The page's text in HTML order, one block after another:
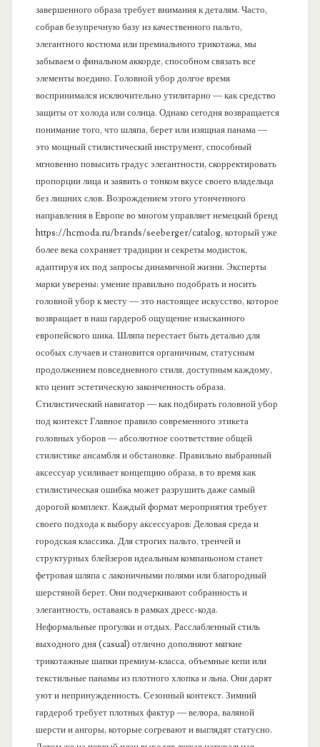
завершенного образа требует внимания к деталям. Часто,
собрав безупречную базу из качественного пальто,
элегантного костюма или премиального трикотажа, мы
забываем о финальном аккорде, способном связать все
элементы воедино. Головной убор долгое время
воспринимался исключительно утилитарно — как средство
защиты от холода или солнца. Однако сегодня возвращается
понимание того, что шляпа, берет или изящная панама —
это мощный стилистический инструмент, способный
мгновенно повысить градус элегантности, скорректировать
пропорции лица и заявить о тонком вкусе своего владельца
без лишних слов. Возрождением этого утонченного
направления в Европе во многом управляет немецкий бренд
https://hcmoda.ru/brands/seeberger/catalog, который уже
более века сохраняет традиции и секреты модисток,
адаптируя их под запросы динамичной жизни. Эксперты
марки уверены: умение правильно подобрать и носить
головной убор к месту — это настоящее искусство, которое
возвращает в наш гардероб ощущение изысканного
европейского шика. Шляпа перестает быть деталью для
особых случаев и становится органичным, статусным
продолжением повседневного стиля, доступным каждому,
кто ценит эстетическую законченность образа.
Стилистический навигатор — как подбирать головной убор
под контекст Главное правило современного этикета
головных уборов — абсолютное соответствие общей
стилистике ансамбля и обстановке. Правильно выбранный
аксессуар усиливает концепцию образа, в то время как
стилистическая ошибка может разрушить даже самый
дорогой комплект. Каждый формат мероприятия требует
своего подхода к выбору аксессуаров: Деловая среда и
городская классика. Для строгих пальто, тренчей и
структурных блейзеров идеальным компаньоном станет
фетровая шляпа с лаконичными полями или благородный
шерстяной берет. Они подчеркивают собранность и
элегантность, оставаясь в рамках дресс-кода.
Неформальные прогулки и отдых. Расслабленный стиль
выходного дня (casual) отлично дополняют мягкие
трикотажные шапки премиум-класса, объемные кепи или
текстильные панамы из плотного хлопка и льна. Они дарят
уют и непринужденность. Сезонный контекст. Зимний
гардероб требует плотных фактур — велюра, валяной
шерсти и ангоры, которые согревают и выглядят статусно.